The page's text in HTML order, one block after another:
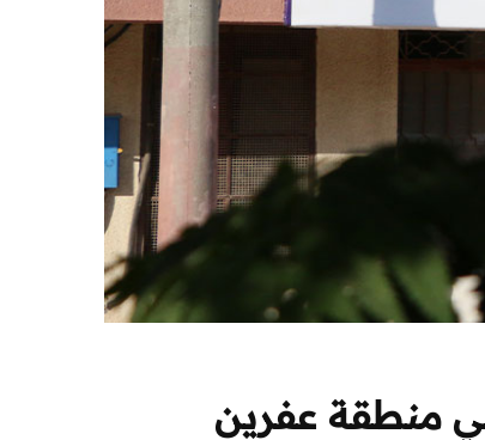
منطقة عفرين